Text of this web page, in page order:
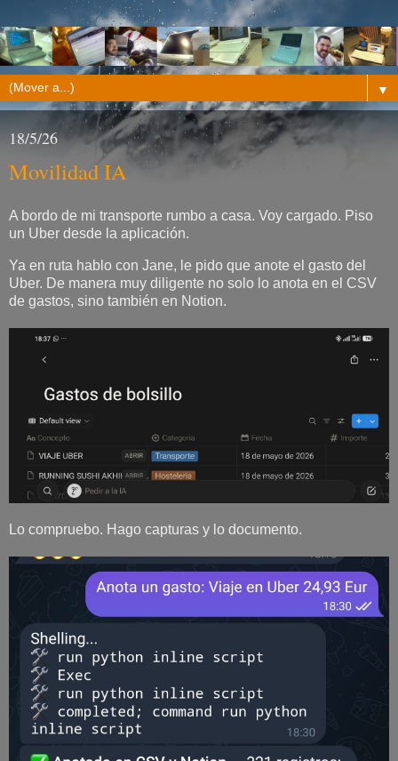
▼
18/5/26
Movilidad IA
A bordo de mi transporte rumbo a casa. Voy cargado. Piso
un Uber desde la aplicación.
Ya en ruta hablo con Jane, le pido que anote el gasto del
Uber. De manera muy diligente no solo lo anota en el CSV
de gastos, sino también en Notion.
Lo compruebo. Hago capturas y lo documento.